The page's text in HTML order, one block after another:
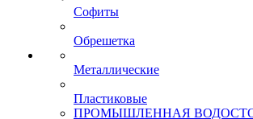
Софиты
Обрешетка
Металлические
Пластиковые
ПРОМЫШЛЕННАЯ